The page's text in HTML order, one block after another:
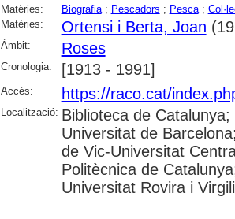
Matèries: Biografia; Pescadors ; Pesca;
Matèries:
Ortensi i Berta, Joan
Àmbit: Roses
Cronologia: [1913 - 1991]
Accés: https://raco.cat/
Localització: Biblioteca de
Universitat de
de Vic-Universitat
Politècnica de
Universitat Rovira i